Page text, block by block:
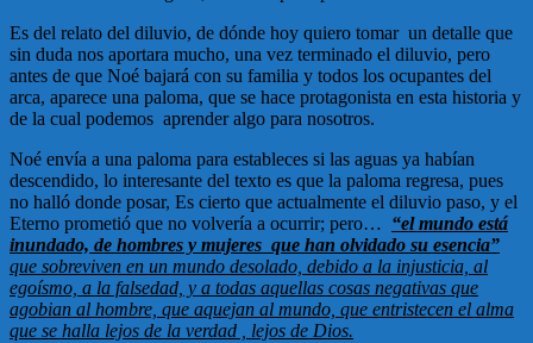
Es del relato del diluvio, de dónde hoy quiero tomar un detalle que
sin duda nos aportara mucho, una vez terminado el diluvio, pero
antes de que Noé bajará con su familia y todos los ocupantes del
arca, aparece una paloma, que se hace protagonista en esta historia y
de la cual podemos aprender algo para nosotros.
Noé envía a una paloma para estableces si las aguas ya habían
descendido, lo interesante del texto es que la paloma regresa, pues
no halló donde posar, Es cierto que actualmente el diluvio paso, y el
Eterno prometió que no volvería a ocurrir; pero… “el mundo está
inundado, de hombres y mujeres que han olvidado su esencia”
que sobreviven en un mundo desolado, debido a la injusticia, al
egoísmo, a la falsedad, y a todas aquellas cosas negativas que
agobian al hombre, que aquejan al mundo, que entristecen el alma
que se halla lejos de la verdad , lejos de Dios.